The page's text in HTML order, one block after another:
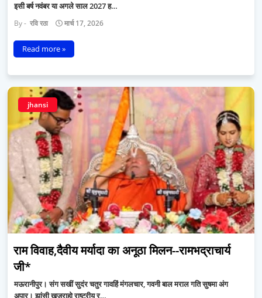
इसी बर्ष नवंबर या अगले साल 2027 ह…
रवि रठा मार्च 17, 2026
Read more »
jhansi
राम विवाह,दैवीय मर्यादा का अनूठा मिलन--रामभद्राचार्य
जी*
मऊरानीपुर। संग सखीं सुदंर चतुर गावहिं मंगलचार, गवनी बाल मराल गति सुषमा अंग
अपार। झांसी खजुराहो राष्ट्रीय र…